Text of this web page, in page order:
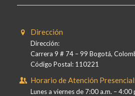
Dirección
Dirección:
Carrera 9 # 74 – 99 Bogotá,
Código Postal: 110221
Horario de Atención
Lunes a viernes de 7:00 a.m. –